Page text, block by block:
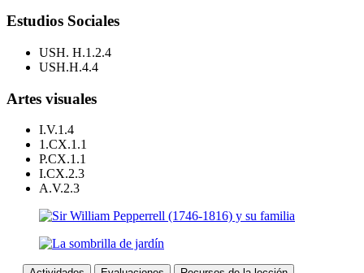
Estudios Sociales
USH. H.1.2.4
USH.H.4.4
Artes visuales
I.V.1.4
1.CX.1.1
P.CX.1.1
I.CX.2.3
A.V.2.3